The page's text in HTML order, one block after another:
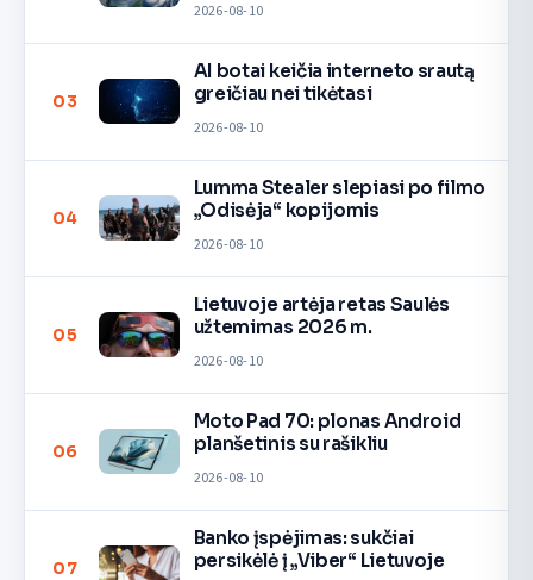
2026-08-10
03
AI botai keičia interneto srautą
greičiau nei tikėtasi
2026-08-10
04
Lumma Stealer slepiasi po filmo
„Odisėja“ kopijomis
2026-08-10
05
Lietuvoje artėja retas Saulės
užtemimas 2026 m.
2026-08-10
06
Moto Pad 70: plonas Android
planšetinis su rašikliu
2026-08-10
07
Banko įspėjimas: sukčiai
persikėlė į „Viber“ Lietuvoje